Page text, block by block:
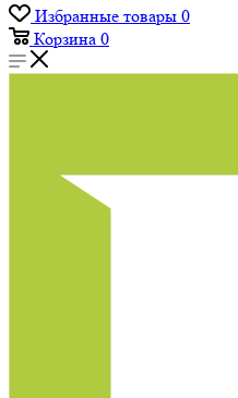
Избранные товары 0
Корзина 0